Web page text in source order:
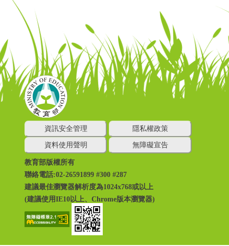
資訊安全管理 隱私權政策
資料使用聲明 無障礙宣告
教育部版權所有
聯絡電話:02-26591899 #300 #287
建議最佳瀏覽器解析度為1024x768或以上
(建議使用IE10以上、Chrome版本瀏覽器)